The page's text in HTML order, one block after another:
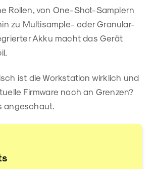
Rollen, von One-Shot-Samplern
zu Multisample- oder Granular-
Akku macht das Gerät
ist die Workstation wirklich und
Firmware noch an Grenzen?
angeschaut.